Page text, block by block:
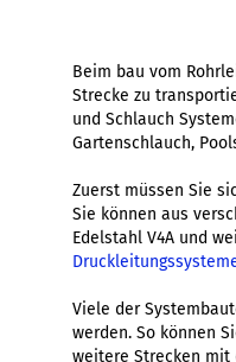
Beim bau vom
Strecke zu
und Schlauch
Gartenschlauch,
Zuerst müssen Sie
Sie können aus
Edelstahl V4A und
Viele der
werden. So können
weitere Strecken mit